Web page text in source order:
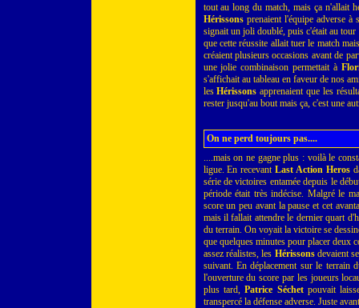
tout au long du match, mais ça n'allait
Hérissonsprenaient l'équipe adverse à
signait un joli doublé, puis c'était au
que cette réussite allait tuer le match
créaient plusieurs occasions avant de
une jolie combinaison permettait à
s'affichait au tableau en faveur de nos
lesHérissons apprenaient que les
rester jusqu'au bout mais ça, c'est une
On ne perd toujours pas....
....mais on ne gagne plus : voilà le
ligue. En recevantLast Action Heros
série de victoires entamée depuis le
période était très indécise. Malgré le
score un peu avant la pause et cet
mais il fallait attendre le dernier quart
du terrain. On voyait la victoire se
que quelques minutes pour placer deux
assez réalistes, les Hérissonsdevaient
suivant. En déplacement sur le terrain
l'ouverture du score par les joueurs
plus tard,Patrice Séchetpouvait
transpercé la défense adverse. Juste